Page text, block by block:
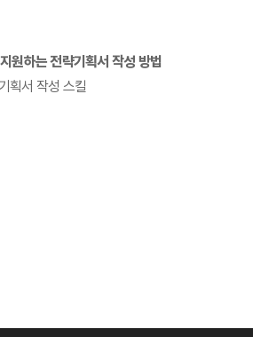
하는 전략기획서 작성 방법
획서 작성 스킬